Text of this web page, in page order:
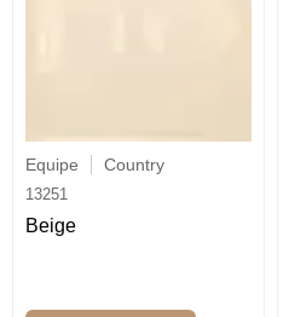
Equipe Country
13251
Beige